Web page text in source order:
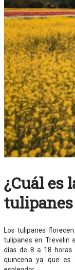
¿Cuál es
Los tulipanes
tulipanes en Trevelin
días de 8 a 18
quincena ya que